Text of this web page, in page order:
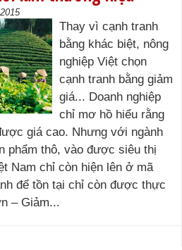
Thay vì cạnh tranh
bằng khác biệt, nông
nghiệp Việt chọn
cạnh tranh bằng giảm
giá... Doanh nghiệp
chỉ mơ hồ hiểu rằng
giá cao. Nhưng với ngành
phẩm thô, vào được siêu thị
Nam chỉ còn hiện lên ở mã
để tồn tại chỉ còn được thực
– Giảm...